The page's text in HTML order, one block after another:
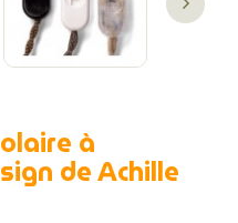
à
de Achille